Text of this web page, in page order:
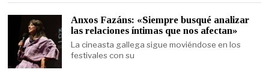
Anxos Fazáns: «Siempre busqué analizar
las relaciones íntimas que nos afectan»
La cineasta gallega sigue moviéndose en los
festivales con su